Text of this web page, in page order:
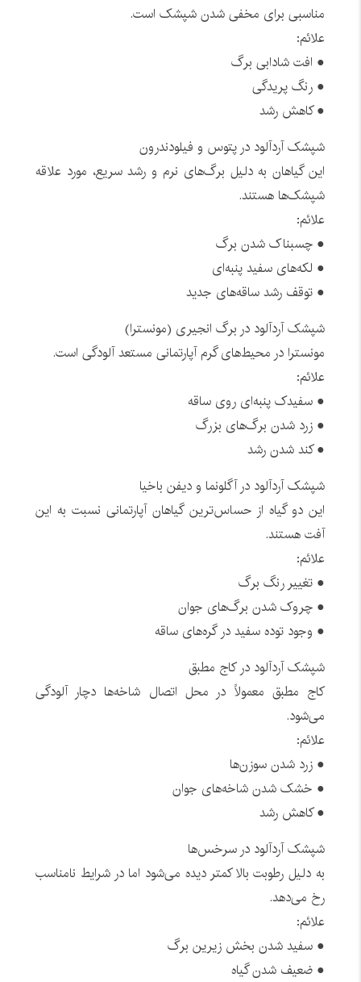
مناسبی برای مخفی شدن شپشک است.
علائم:
● افت شادابی برگ
● رنگ پریدگی
● کاهش رشد
شپشک آردآلود در پتوس و فیلودندرون
این گیاهان به دلیل برگ‌های نرم و رشد سریع، مورد علاقه
شپشک‌ها هستند.
علائم:
● چسبناک شدن برگ
● لکه‌های سفید پنبه‌ای
● توقف رشد ساقه‌های جدید
شپشک آردآلود در برگ انجیری (مونسترا)
مونسترا در محیط‌های گرم آپارتمانی مستعد آلودگی است.
علائم:
● سفیدک پنبه‌ای روی ساقه
● زرد شدن برگ‌های بزرگ
● کند شدن رشد
شپشک آردآلود در آگلونما و دیفن باخیا
این دو گیاه از حساس‌ترین گیاهان آپارتمانی نسبت به این
آفت هستند.
علائم:
● تغییر رنگ برگ
● چروک شدن برگ‌های جوان
● وجود توده سفید در گره‌های ساقه
شپشک آردآلود در کاج مطبق
کاج مطبق معمولاً در محل اتصال شاخه‌ها دچار آلودگی
می‌شود.
علائم:
● زرد شدن سوزن‌ها
● خشک شدن شاخه‌های جوان
● کاهش رشد
شپشک آردآلود در سرخس‌ها
به دلیل رطوبت بالا کمتر دیده می‌شود اما در شرایط نامناسب
رخ می‌دهد.
علائم:
● سفید شدن بخش زیرین برگ
● ضعیف شدن گیاه